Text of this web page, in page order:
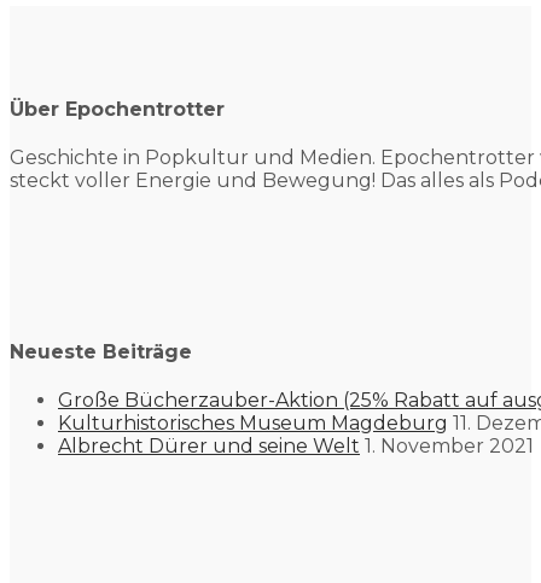
Über Epochentrotter
Geschichte in Popkultur und Medien. Epochentrotter
steckt voller Energie und Bewegung! Das alles als
Neueste Beiträge
Große Bücherzauber-Aktion (25% Rabatt auf
Kulturhistorisches Museum Magdeburg 11.
Albrecht Dürer und seine Welt 1. November 2021